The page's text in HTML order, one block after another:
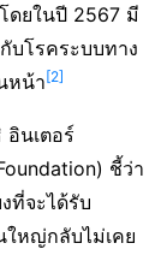
ดยในปี 2567 มี
บโรคระบบทาง
หน้า[2]
นเตอร์
ชี้ว่า
ที่จะได้รับ
หญ่กลับไม่เคย